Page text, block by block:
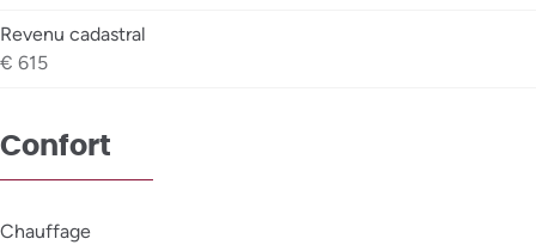
Revenu cadastral
€ 615
Confort
Chauffage